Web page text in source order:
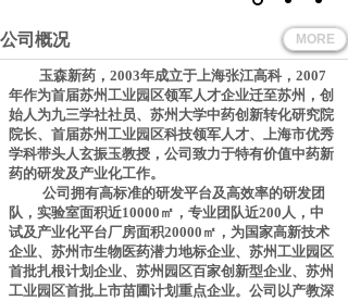
MORE
公司概况
玉森新药， 2003年成立于上海张江高科， 2007
年作为首届苏州工业园区领军人才企业迁至苏州，创
始人为九三学社社员、苏州大学中药创新转化研究院
院长、首届苏州工业园区科技领军人才、上海市优秀
学科带头人玄振玉教授，公司致力于特有价值中药新
药的研发及产业化工作。
公司拥有高标准的研发平台及高效率的研发团
队，实验室面积近10000 ㎡，专业团队近200 人，中
试及产业化平台厂房面积20000 ㎡，为国家高新技术
企业、苏州市生物医药潜力地标企业、苏州工业园区
首批扎根计划企业、苏州园区百家创新型企业、苏州
工业园区首批上市苗圃计划重点企业。公司以产教深